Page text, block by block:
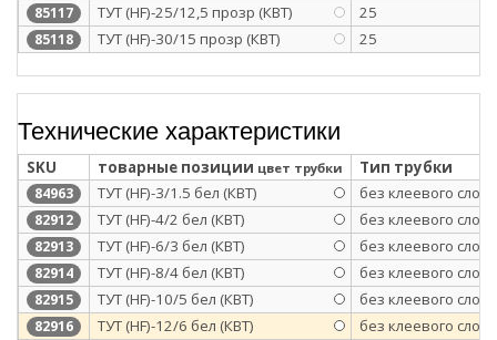
85117 ТУТ (HF)-25/12,5 прозр (КВТ) 25
85118 ТУТ (HF)-30/15 прозр (КВТ) 25
Технические характеристики
SKU товарные позиции цвет трубки Тип трубки
84963 ТУТ (HF)-3/1.5 бел (КВТ) без клеевого слоя
82912 ТУТ (HF)-4/2 бел (КВТ) без клеевого слоя
82913 ТУТ (HF)-6/3 бел (КВТ) без клеевого слоя
82914 ТУТ (HF)-8/4 бел (КВТ) без клеевого слоя
82915 ТУТ (HF)-10/5 бел (КВТ) без клеевого слоя
82916 ТУТ (HF)-12/6 бел (КВТ) без клеевого слоя